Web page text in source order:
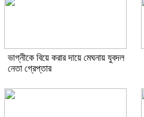
ভাগ্নীকে বিয়ে করার দায়ে মেঘনায় যুবদল
নেতা গ্রেপ্তার